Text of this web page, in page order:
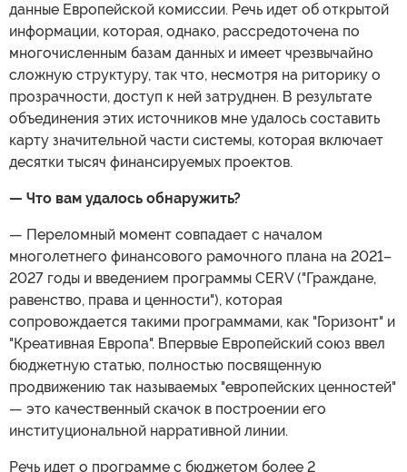
данные Европейской комиссии. Речь идет об открытой
информации, которая, однако, рассредоточена по
многочисленным базам данных и имеет чрезвычайно
сложную структуру, так что, несмотря на риторику о
прозрачности, доступ к ней затруднен. В результате
объединения этих источников мне удалось составить
карту значительной части системы, которая включает
десятки тысяч финансируемых проектов.
— Что вам удалось обнаружить?
— Переломный момент совпадает с началом
многолетнего финансового рамочного плана на 2021–
2027 годы и введением программы CERV ("Граждане,
равенство, права и ценности"), которая
сопровождается такими программами, как "Горизонт" и
"Креативная Европа". Впервые Европейский союз ввел
бюджетную статью, полностью посвященную
продвижению так называемых "европейских ценностей"
— это качественный скачок в построении его
институциональной нарративной линии.
Речь идет о программе с бюджетом более 2